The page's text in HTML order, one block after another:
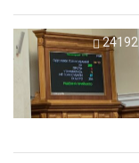
24192